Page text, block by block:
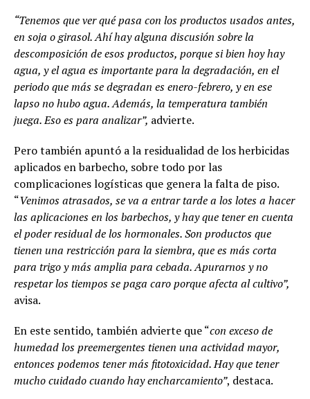
“Tenemos que ver qué pasa con los productos usados antes,
en soja o girasol. Ahí hay alguna discusión sobre la
descomposición de esos productos, porque si bien hoy hay
agua, y el agua es importante para la degradación, en el
periodo que más se degradan es enero-febrero, y en ese
lapso no hubo agua. Además, la temperatura también
juega. Eso es para analizar”, advierte.
Pero también apuntó a la residualidad de los herbicidas
aplicados en barbecho, sobre todo por las
complicaciones logísticas que genera la falta de piso.
“Venimos atrasados, se va a entrar tarde a los lotes a hacer
las aplicaciones en los barbechos, y hay que tener en cuenta
el poder residual de los hormonales. Son productos que
tienen una restricción para la siembra, que es más corta
para trigo y más amplia para cebada. Apurarnos y no
respetar los tiempos se paga caro porque afecta al cultivo”,
avisa.
En este sentido, también advierte que “con exceso de
humedad los preemergentes tienen una actividad mayor,
entonces podemos tener más fitotoxicidad. Hay que tener
mucho cuidado cuando hay encharcamiento”, destaca.